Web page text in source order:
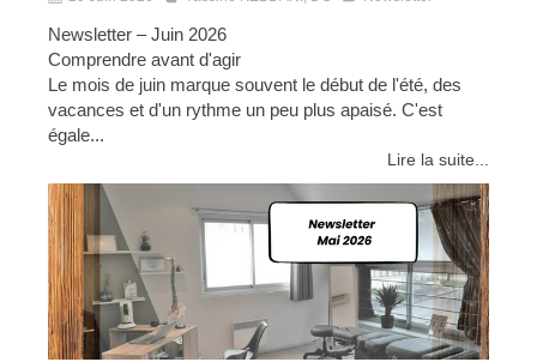
Newsletter – Juin 2026
Comprendre avant d'agir
Le mois de juin marque souvent le début de l'été, des
vacances et d'un rythme un peu plus apaisé. C'est
égale...
Lire la suite...